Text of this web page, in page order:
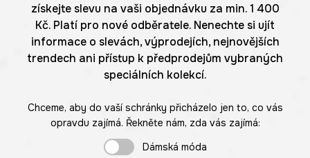
získejte slevu na vaši objednávku za min. 1 400
Kč. Platí pro nové odběratele. Nenechte si ujít
informace o slevách, výprodejích, nejnovějších
trendech ani přístup k předprodejům vybraných
speciálních kolekcí.
Chceme, aby do vaší schránky přicházelo jen to, co vás
opravdu zajímá. Řekněte nám, zda vás zajímá:
Dámská móda